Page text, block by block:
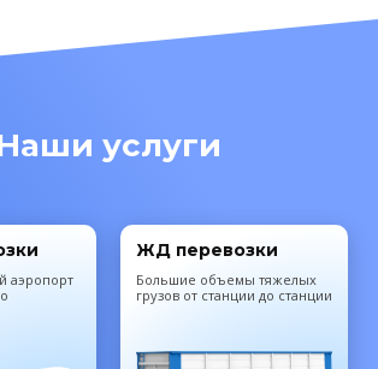
услуги
аэропорт
ЖД перевозки
Большие объемы тяжелых
грузов от станции до станции